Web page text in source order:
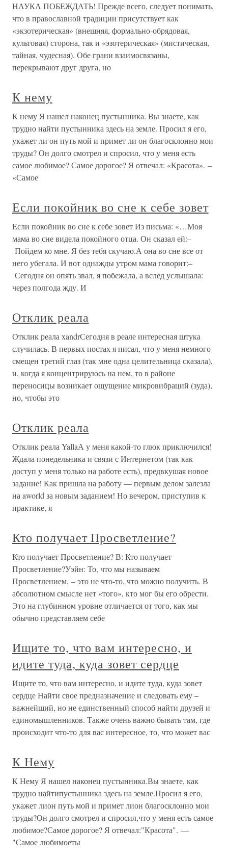
НАУКА ПОБЕЖДАТЬ! Прежде всего, следует понимать,
что в православной традиции присутствует как
«экзотерическая» (внешняя, формально-обрядовая,
культовая) сторона, так и «эзотерическая» (мистическая,
тайная, чудесная). Обе грани взаимосвязаны,
перекрывают друг друга, но
К нему
К нему Я нашел наконец пустынника. Вы знаете, как
трудно найти пустынника здесь на земле. Просил я его,
укажет ли он путь мой и примет ли он благосклонно мои
труды? Он долго смотрел и спросил, что у меня есть
самое любимое? Самое дорогое? Я отвечал: «Красота». –
«Самое
Если покойник во сне к себе зовет
Если покойник во сне к себе зовет Из письма: «…Моя
мама во сне видела покойного отца. Он сказал ей:–
Пойдем ко мне. Я без тебя скучаю.А она во сне все от
него убегала. И вот однажды утром мама говорит:–
Сегодня он опять звал, я побежала, а вслед услышала:
через полгода жду. И
Отклик реала
Отклик реала xandrСегодня в реале интересная штука
случилась. В первых постах я писал, что у меня немного
смещен третий глаз (так мне одна целительница сказала),
и, когда я концентрируюсь на нем, то в районе
переносицы возникает ощущение микровибраций (зуда),
но, чтобы это
Отклик реала
Отклик реала YallaА у меня какой-то глюк приключился!
Ждала понедельника и связи с Интернетом (так как
доступ у меня только на работе есть), предвкушая новое
задание! Как пришла на работу — первым делом залезла
на aworld за новым заданием! Но вечером, приступив к
практике, я
Кто получает Просветление?
Кто получает Просветление? В: Кто получает
Просветление?Уэйн: То, что мы называем
Просветлением, – это не что-то, что можно получить. В
абсолютном смысле нет «того», кто мог бы его обрести.
Это на глубинном уровне отличается от того, как мы
обычно представляем себе
Ищите то, что вам интересно, и
идите туда, куда зовет сердце
Ищите то, что вам интересно, и идите туда, куда зовет
сердце Найти свое предназначение и следовать ему –
важнейший, но не единственный способ найти друзей и
единомышленников. Также очень важно бывать там, где
происходит что-то для вас интересное, то, что может вас
К Нему
К Нему Я нашел наконец пустынника.Вы знаете, как
трудно найтипустынника здесь на земле.Просил я его,
укажет лион путь мой и примет лион благосклонно мои
труды?Он долго смотрел и спросил,что у меня есть самое
любимое?Самое дорогое? Я отвечал:"Красота". —
"Самое любимоеты